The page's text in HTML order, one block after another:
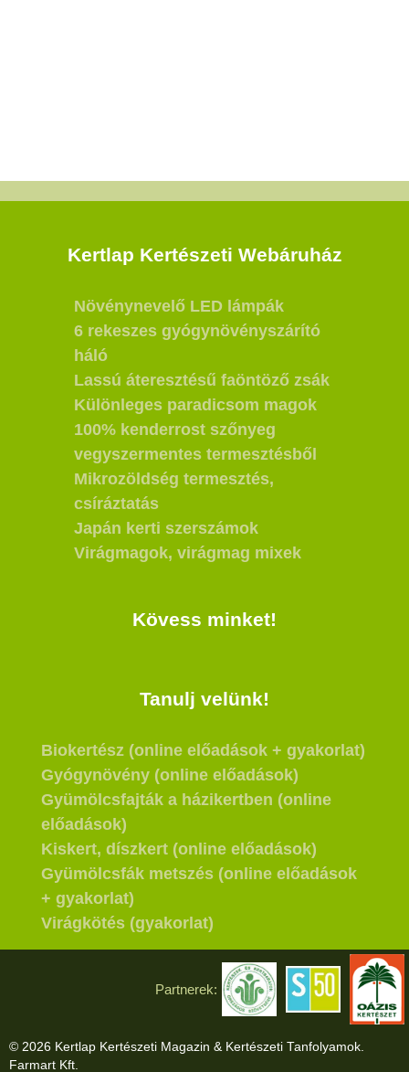
Kertlap Kertészeti Webáruház
Növénynevelő LED lámpák
6 rekeszes gyógynövényszárító
háló
Lassú áteresztésű faöntöző zsák
Különleges paradicsom magok
100% kenderrost szőnyeg
vegyszermentes termesztésből
Mikrozöldség termesztés,
csíráztatás
Japán kerti szerszámok
Virágmagok, virágmag mixek
Kövess minket!
Tanulj velünk!
Biokertész (online előadások + gyakorlat)
Gyógynövény (online előadások)
Gyümölcsfajták a házikertben (online
előadások)
Kiskert, díszkert (online előadások)
Gyümölcsfák metszés (online előadások
+ gyakorlat)
Virágkötés (gyakorlat)
Partnerek:
© 2026 Kertlap Kertészeti Magazin & Kertészeti Tanfolyamok.
Farmart Kft.